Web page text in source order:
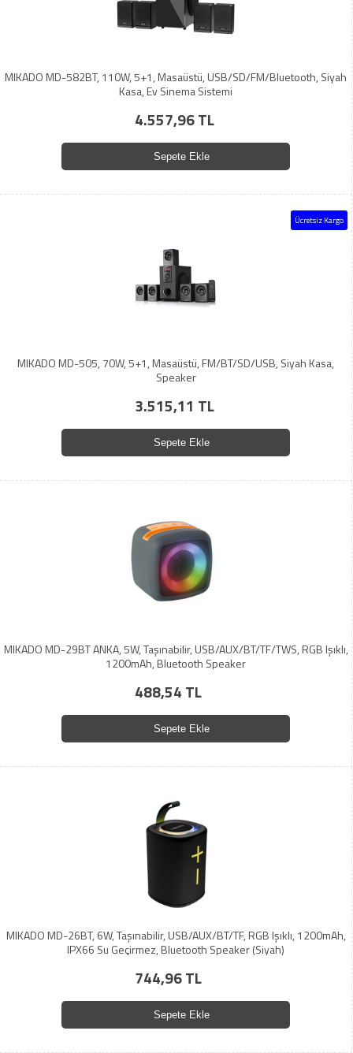
MIKADO MD-582BT, 110W, 5+1, Masaüstü, USB/SD/FM/Bluetooth, Siyah
Kasa, Ev Sinema Sistemi
4.557,96 TL
Sepete Ekle
Ücretsiz Kargo
MIKADO MD-505, 70W, 5+1, Masaüstü, FM/BT/SD/USB, Siyah Kasa,
Speaker
3.515,11 TL
Sepete Ekle
MIKADO MD-29BT ANKA, 5W, Taşınabilir, USB/AUX/BT/TF/TWS, RGB Işıklı,
1200mAh, Bluetooth Speaker
488,54 TL
Sepete Ekle
MIKADO MD-26BT, 6W, Taşınabilir, USB/AUX/BT/TF, RGB Işıklı, 1200mAh,
IPX66 Su Geçirmez, Bluetooth Speaker (Siyah)
744,96 TL
Sepete Ekle